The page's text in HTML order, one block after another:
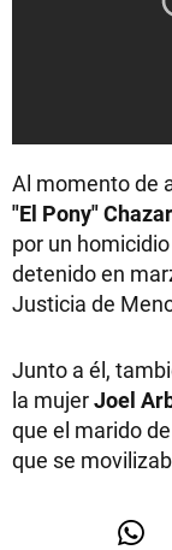
Al momento de
"El Pony"
por un
detenido en
Justicia de
Junto a él,
la mujerJoel
que el marido de
que se